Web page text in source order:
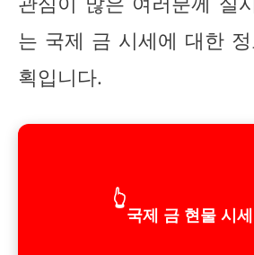
는 국제 금 시세에 대한
획입니다.
👆
국제 금 현물 시